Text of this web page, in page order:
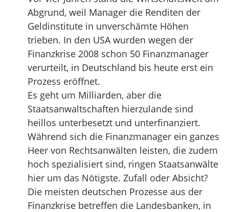
Abgrund, weil Manager die Renditen der
Geldinstitute in unverschämte Höhen
trieben. In den USA wurden wegen der
Finanzkrise 2008 schon 50 Finanzmanager
verurteilt, in Deutschland bis heute erst ein
Prozess eröffnet.
Es geht um Milliarden, aber die
Staatsanwaltschaften hierzulande sind
heillos unterbesetzt und unterfinanziert.
Während sich die Finanzmanager ein ganzes
Heer von Rechtsanwälten leisten, die zudem
hoch spezialisiert sind, ringen Staatsanwälte
hier um das Nötigste. Zufall oder Absicht?
Die meisten deutschen Prozesse aus der
Finanzkrise betreffen die Landesbanken, in